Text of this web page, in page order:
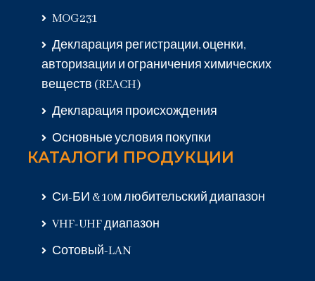
MOG231
Декларация регистрации, оценки,
авторизации и ограничения химических
веществ (REACH)
Декларация происхождения
Основные условия покупки
КАТАЛОГИ ПРОДУКЦИИ
Си-БИ & 10м любительский диапазон
VHF-UHF диапазон
Сотовый-LAN